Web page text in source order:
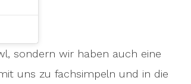
sondern wir haben auch eine
uns zu fachsimpeln und in die